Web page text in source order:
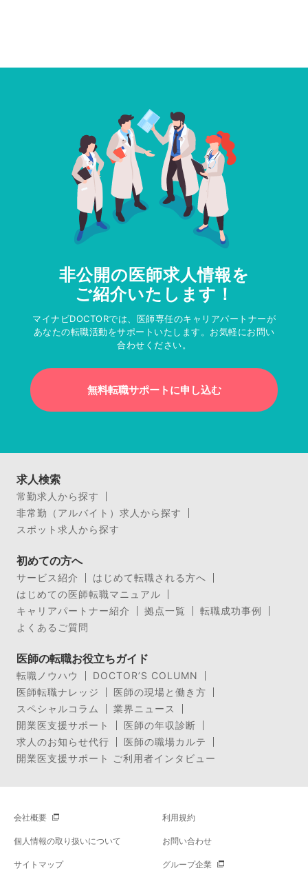
非公開の医師求人情報を
ご紹介いたします！
マイナビDOCTORでは、医師専任のキャリアパートナーが
あなたの転職活動をサポートいたします。お気軽にお問い
合わせください。
無料転職サポートに申し込む
求人検索
常勤求人から探す
非常勤（アルバイト）求人から探す
スポット求人から探す
初めての方へ
サービス紹介
はじめて転職される方へ
はじめての医師転職マニュアル
キャリアパートナー紹介
拠点一覧
転職成功事例
よくあるご質問
医師の転職お役立ちガイド
転職ノウハウ
DOCTOR’S COLUMN
医師転職ナレッジ
医師の現場と働き方
スペシャルコラム
業界ニュース
開業医支援サポート
医師の年収診断
求人のお知らせ代行
医師の職場カルテ
開業医支援サポート ご利用者インタビュー
会社概要 利用規約
個人情報の取り扱いについて お問い合わせ
サイトマップ グループ企業